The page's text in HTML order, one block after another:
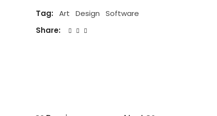
Tag: Art Design
Software
Share: